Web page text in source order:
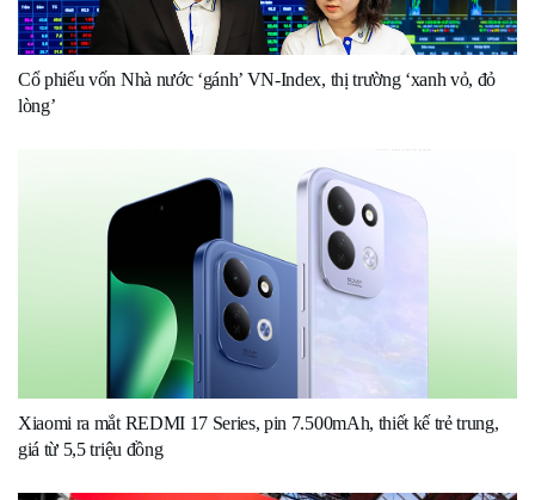
Cổ phiếu vốn Nhà nước ‘gánh’ VN-Index, thị trường ‘xanh vỏ, đỏ
lòng’
Xiaomi ra mắt REDMI 17 Series, pin 7.500mAh, thiết kế trẻ trung,
giá từ 5,5 triệu đồng